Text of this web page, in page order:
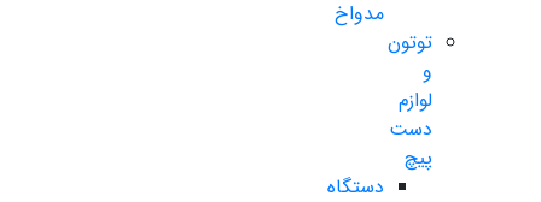
مدواخ
توتون
و
لوازم
دست
پیچ
دستگاه